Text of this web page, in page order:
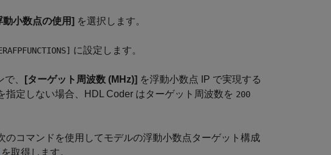
動小数点の使用] を選択します。
に設定します。
、 [ターゲット周波数 (MHz)] を浮動小数点 IP で実現する
定しない場合、HDL Coder はターゲット周波数を 200
コマンドを使用してモデルの浮動小数点ターゲット構成
を取得します。